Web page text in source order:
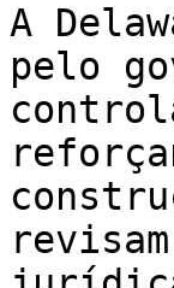
A
pelo